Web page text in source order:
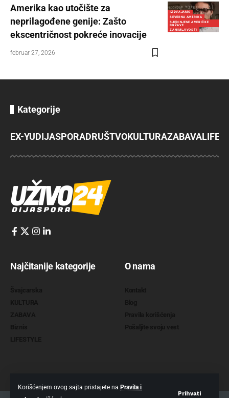
Korišćenjem ovog sajta pristajete na Pravila i
Prihvati
IZDVAJAMO
SEVERNA AMERIKA
SJEDINJENE AMERIČKE
DRŽAVE
ZANIMLJIVOSTI
Amerika kao utočište za
neprilagođene genije: Zašto
ekscentričnost pokreće inovacije
februar 27, 2026
Kategorije
EX-YUDIJASPORADRUŠTVOKULTURAZABAVA
Najčitanije kategorije O nama